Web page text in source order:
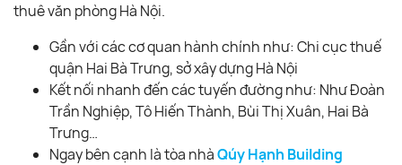
thuê văn phòng Hà Nội.
Gần với các cơ quan hành chính như: Chi cục thuế
quận Hai Bà Trưng, sở xây dựng Hà Nội
Kết nối nhanh đến các tuyến đường như: Như Đoàn
Trần Nghiệp, Tô Hiến Thành, Bùi Thị Xuân, Hai Bà
Trưng…
Ngay bên cạnh là tòa nhàQúy Hạnh Building